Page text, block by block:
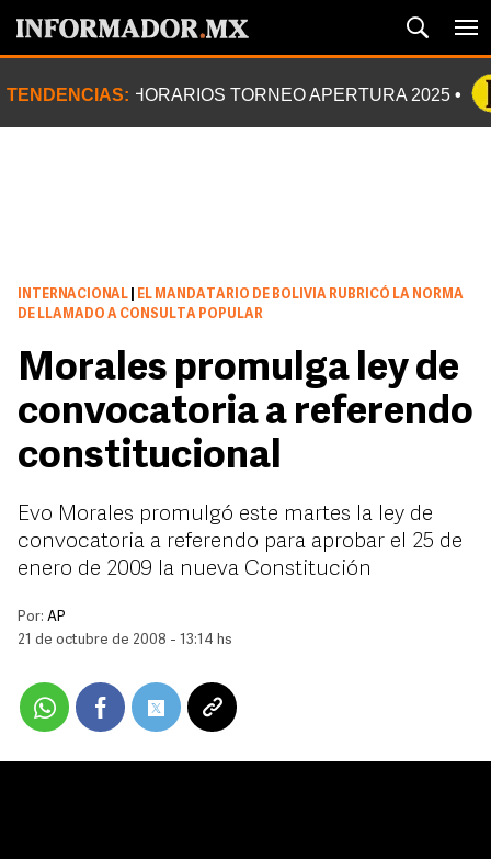
TENDENCIAS: HORARIOS TORNEO APERTURA 2025
INTERNACIONAL
EL MANDATARIO DE BOLIVIA RUBRICÓ LA NORMA
DE LLAMADO A CONSULTA POPULAR
Morales promulga ley de
convocatoria a referendo
constitucional
Evo Morales promulgó este martes la ley de
convocatoria a referendo para aprobar el 25 de
enero de 2009 la nueva Constitución
Por: AP
21 de octubre de 2008 - 13:14 hs